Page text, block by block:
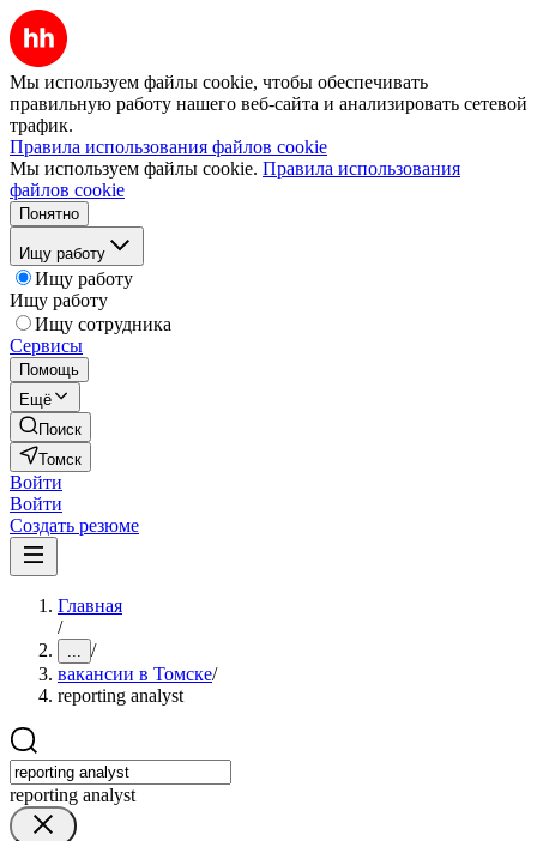
Мы используем файлы cookie, чтобы обеспечивать
правильную работу нашего веб-сайта и анализировать сетевой
трафик.
Правила использования файлов cookie
Мы используем файлы cookie. Правила использования
файлов cookie
Понятно
Ищу работу
Ищу работу
Ищу работу
Ищу сотрудника
Сервисы
Помощь
Ещё
Поиск
Томск
Войти
Войти
Создать резюме
Главная
/
... /
вакансии в Томске/
reporting analyst
reporting analyst